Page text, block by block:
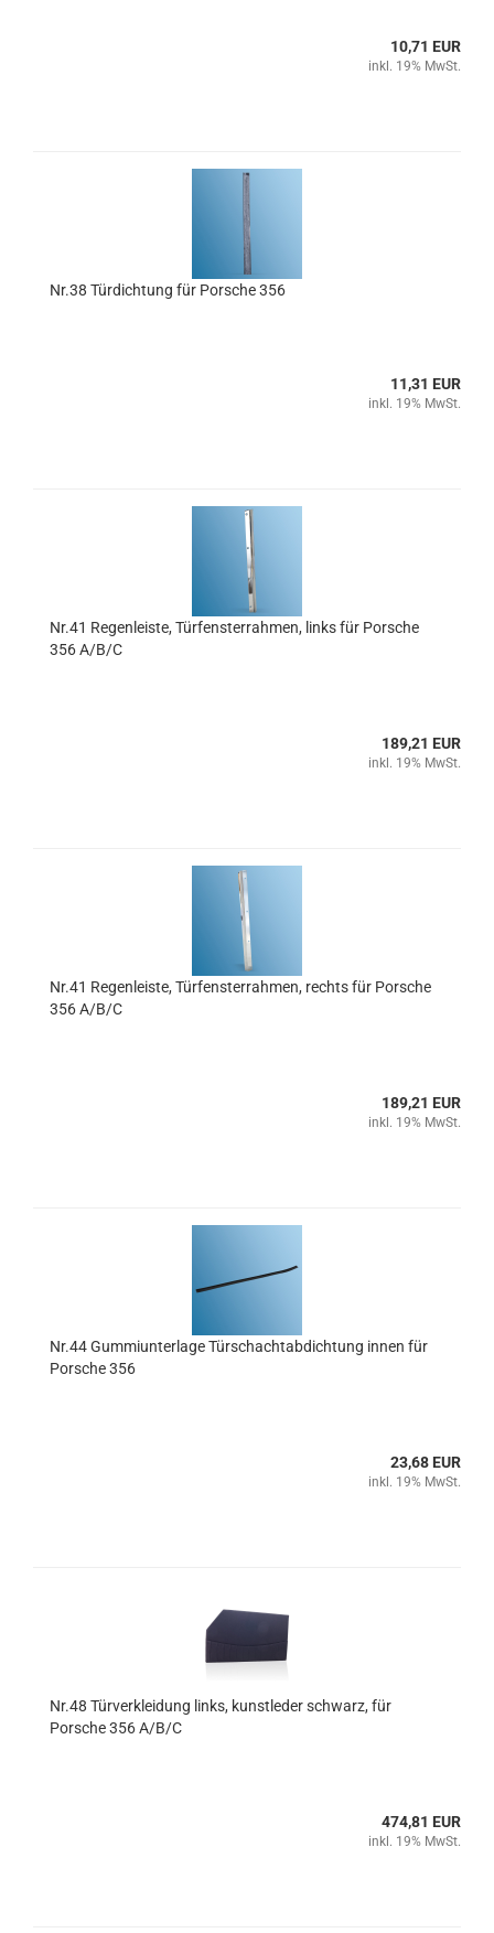
10,71 EUR
inkl. 19% MwSt.
Nr.38 Türdichtung für Porsche 356
11,31 EUR
inkl. 19% MwSt.
Nr.41 Regenleiste, Türfensterrahmen, links für Porsche
356 A/B/C
189,21 EUR
inkl. 19% MwSt.
Nr.41 Regenleiste, Türfensterrahmen, rechts für Porsche
356 A/B/C
189,21 EUR
inkl. 19% MwSt.
Nr.44 Gummiunterlage Türschachtabdichtung innen für
Porsche 356
23,68 EUR
inkl. 19% MwSt.
Nr.48 Türverkleidung links, kunstleder schwarz, für
Porsche 356 A/B/C
474,81 EUR
inkl. 19% MwSt.